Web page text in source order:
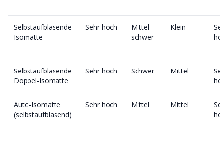
Selbstaufblasende
Isomatte
Sehr hoch
Mittel–
schwer
Klein
Selbstaufblasende
Doppel-Isomatte
Sehr hoch Schwer Mittel
Auto-Isomatte
(selbstaufblasend)
Sehr hoch Mittel Mittel